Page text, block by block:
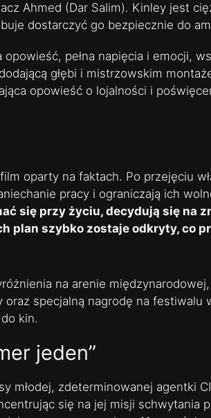
Ahmed (Dar Salim). Kinley jest
dostarczyć go bezpiecznie do
pełna napięcia i emocji,
głębi i mistrzowskim
opowieść o lojalności i
oparty na faktach. Po przejęciu
pracy i ograniczają ich
się przy życiu, decydują się na
plan szybko zostaje odkryty, co
na arenie
oraz specjalną nagrodę na festiwalu
kin.
jeden”
młodej, zdeterminowanej agentki
się na jej misji schwytania